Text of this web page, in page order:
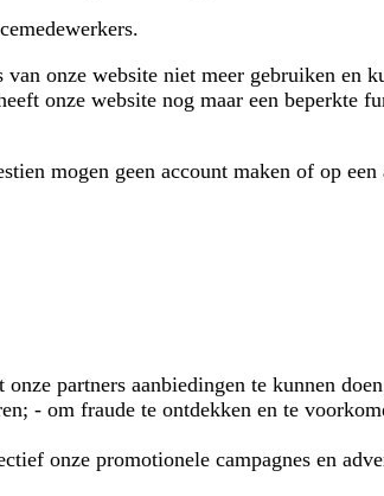
onze website niet meer gebruiken en
onze website nog maar een beperkte
mogen geen account maken of op
partners aanbiedingen te kunnen
- om fraude te ontdekken en te
onze promotionele campagnes en